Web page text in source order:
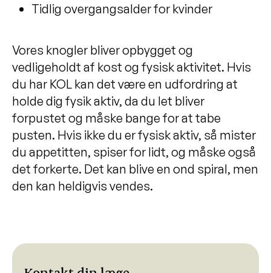
Tidlig overgangsalder for kvinder
Vores knogler bliver opbygget og
vedligeholdt af kost og fysisk aktivitet. Hvis
du har KOL kan det være en udfordring at
holde dig fysik aktiv, da du let bliver
forpustet og måske bange for at tabe
pusten. Hvis ikke du er fysisk aktiv, så mister
du appetitten, spiser for lidt, og måske også
det forkerte. Det kan blive en ond spiral, men
den kan heldigvis vendes.